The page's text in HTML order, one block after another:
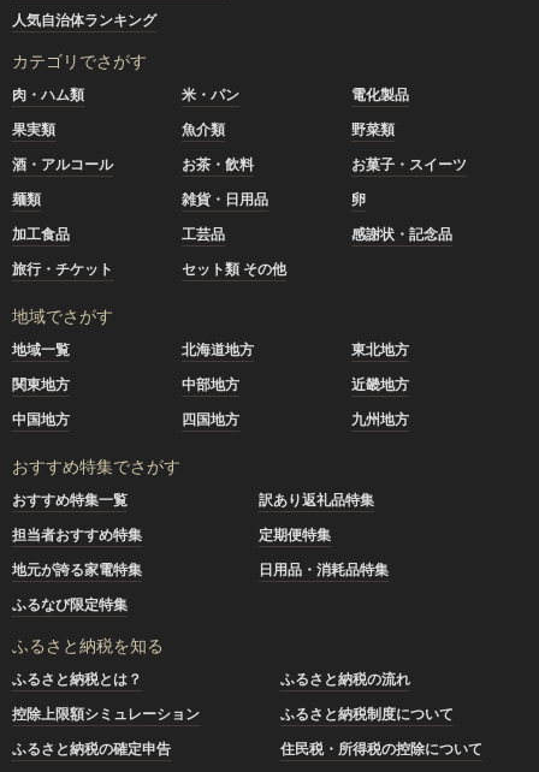
人気自治体ランキング
カテゴリでさがす
肉・ハム類 米・パン
電化製品
果実類
魚介類
野菜類
酒・アルコール
お茶・飲料
お菓子・スイーツ
麺類
雑貨・日用品
卵
加工食品
工芸品
感謝状・記念品
旅行・チケット
セット類 その他
地域でさがす
地域一覧 北海道地方
東北地方
関東地方
中部地方
近畿地方
中国地方
四国地方 九州地方
おすすめ特集でさがす
おすすめ特集一覧
訳あり返礼品特集
担当者おすすめ特集
定期便特集
地元が誇る家電特集
日用品・消耗品特集
ふるなび限定特集
ふるさと納税を知る
ふるさと納税とは？
ふるさと納税の流れ
控除上限額シミュレーション
ふるさと納税制度について
ふるさと納税の確定申告
住民税・所得税の控除について